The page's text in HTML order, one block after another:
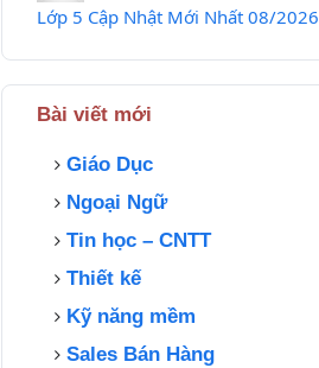
Lớp 5 Cập Nhật Mới Nhất 08/2026
Bài viết mới
Giáo Dục
Ngoại Ngữ
Tin học – CNTT
Thiết kế
Kỹ năng mềm
Sales Bán Hàng